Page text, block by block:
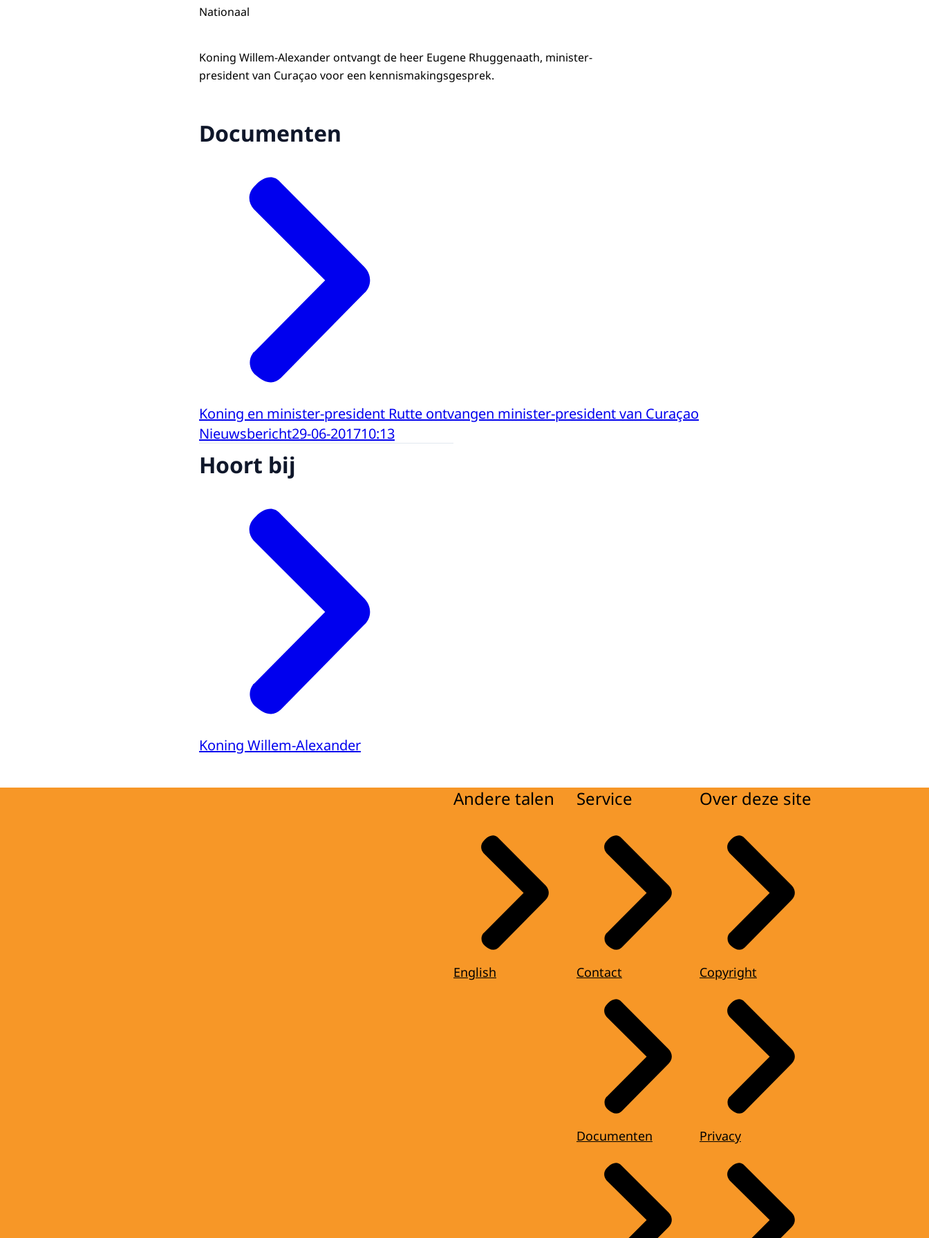
Nationaal
Koning Willem-Alexander ontvangt de heer Eugene Rhuggenaath, minister-
president van Curaçao voor een kennismakingsgesprek.
Documenten
Koning en minister-president Rutte ontvangen minister-president van Curaçao
Nieuwsbericht29-06-201710:13
Hoort bij
Koning Willem-Alexander
Andere talen
English
Service
Contact
Documenten
Over deze site
Copyright
Privacy